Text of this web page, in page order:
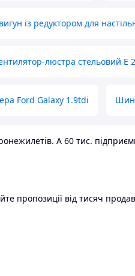
із редуктором для
люстра стельовий E
Ford Galaxy 1.9tdi
А 60 тис.
пропозиції від тисяч